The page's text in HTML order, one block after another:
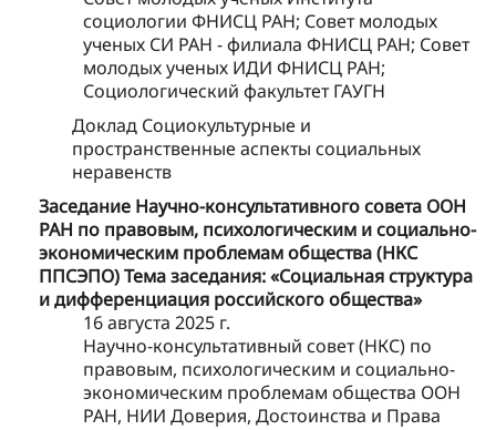
социологии ФНИСЦ РАН; Совет молодых
ученых СИ РАН - филиала ФНИСЦ РАН; Совет
молодых ученых ИДИ ФНИСЦ РАН;
Социологический факультет ГАУГН
Доклад Социокультурные и
пространственные аспекты социальных
неравенств
Заседание Научно-консультативного совета ООН
РАН по правовым, психологическим и социально-
экономическим проблемам общества (НКС
ППСЭПО) Тема заседания: «Социальная структура
и дифференциация российского общества»
16 августа 2025 г.
Научно-консультативный совет (НКС) по
правовым, психологическим и социально-
экономическим проблемам общества ООН
РАН, НИИ Доверия, Достоинства и Права